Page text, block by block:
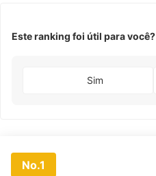
Este ranking foi útil para você?
Sim
No.1